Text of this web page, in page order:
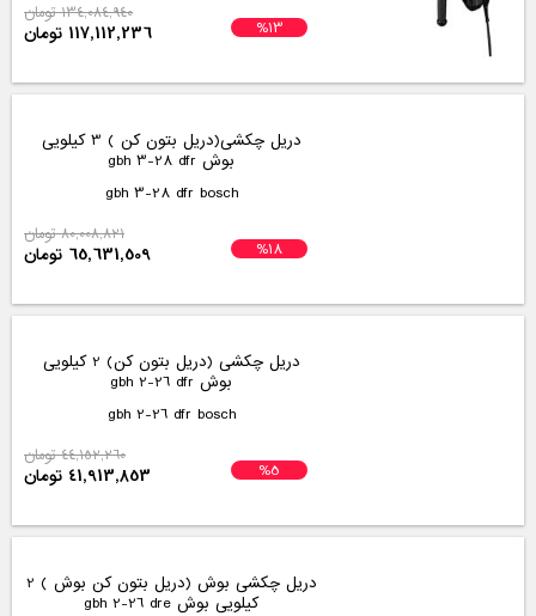
%13
134,084,940 تومان
117,112,236 تومان
دریل چکشی(دریل بتون کن ) 3 کیلویی
بوش gbh 3-28 dfr
gbh 3-28 dfr bosch
%18
80,008,821 تومان
65,631,509 تومان
دریل چکشی (دریل بتون کن) 2 کیلویی
بوش gbh 2-26 dfr
gbh 2-26 dfr bosch
%5
44,152,260 تومان
41,913,853 تومان
دریل چکشی بوش (دریل بتون کن بوش ) 2
کیلویی بوش gbh 2-26 dre